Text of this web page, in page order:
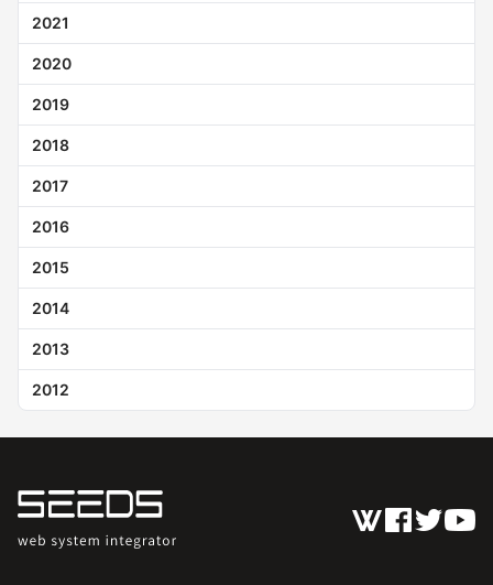
2021
2020
2019
2018
2017
2016
2015
2014
2013
2012